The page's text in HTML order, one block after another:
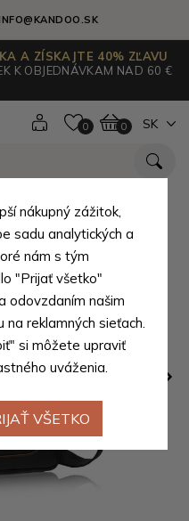
A ZÍSKAJTE 40% ZĽAVU
K OBJEDNÁVKAM NAD 60 €
0 0 SK
crossbody
Cobus
nákupný zážitok,
sadu analytických a
nám s tým
"Prijať všetko"
odovzdaním našim
reklamných sieťach.
si môžete upraviť
uváženia.
VŠETKO